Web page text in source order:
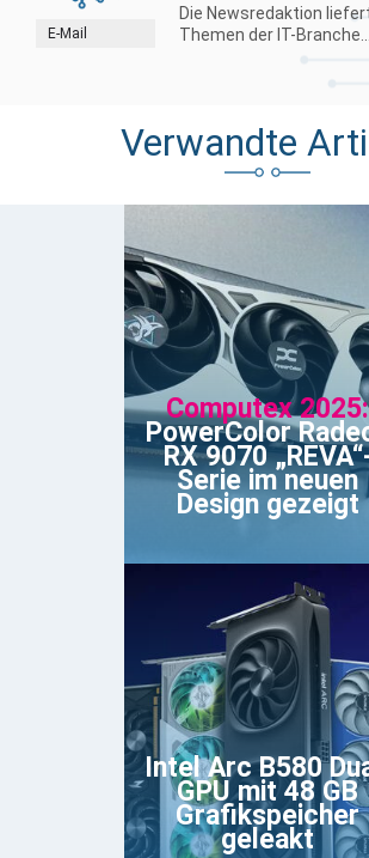
E-Mail
Die Newsredaktion
Themen der IT-Branche...
Verwandte
Computex 2025:
PowerColor
RX 9070
Serie im neuen
Design gezeigt
Intel Arc B580
GPU mit 48 GB
Grafikspeicher
geleakt